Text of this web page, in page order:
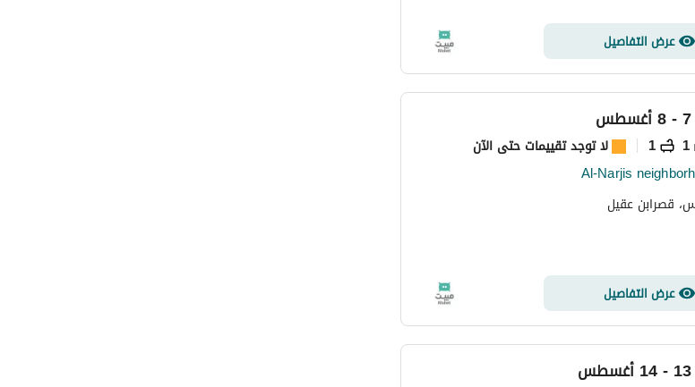
عرض التفاصيل
1
1
لا توجد تقييمات حتى الآن
Al-Narjis
قصرابن عقيل
عرض التفاصيل